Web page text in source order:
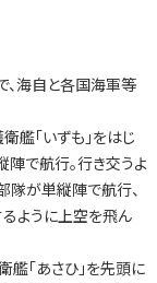
海自と各国海軍等
「いずも」をはじ
で航行。行き交うよ
隊が単縦陣で航行、
ように上空を飛ん
「あさひ」を先頭に